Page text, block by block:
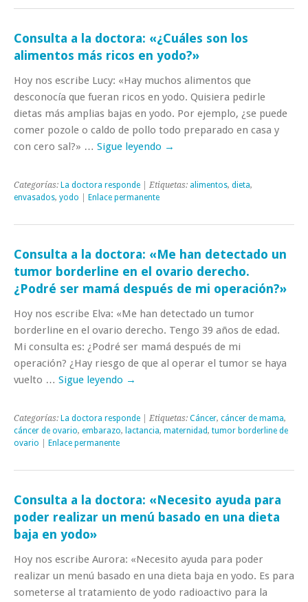
Consulta a la doctora: «¿Cuáles son los
alimentos más ricos en yodo?»
Hoy nos escribe Lucy: «Hay muchos alimentos que
desconocía que fueran ricos en yodo. Quisiera pedirle
dietas más amplias bajas en yodo. Por ejemplo, ¿se puede
comer pozole o caldo de pollo todo preparado en casa y
con cero sal?» … Sigue leyendo →
Categorías: La doctora responde | Etiquetas: alimentos, dieta,
envasados, yodo Enlace permanente
Consulta a la doctora: «Me han detectado un
tumor borderline en el ovario derecho.
¿Podré ser mamá después de mi operación?»
Hoy nos escribe Elva: «Me han detectado un tumor
borderline en el ovario derecho. Tengo 39 años de edad.
Mi consulta es: ¿Podré ser mamá después de mi
operación? ¿Hay riesgo de que al operar el tumor se haya
vuelto … Sigue leyendo →
Categorías: La doctora responde | Etiquetas: Cáncer, cáncer de mama,
cáncer de ovario, embarazo, lactancia, maternidad, tumor borderline de
ovario
Enlace permanente
Consulta a la doctora: «Necesito ayuda para
poder realizar un menú basado en una dieta
baja en yodo»
Hoy nos escribe Aurora: «Necesito ayuda para poder
realizar un menú basado en una dieta baja en yodo. Es para
someterse al tratamiento de yodo radioactivo para la